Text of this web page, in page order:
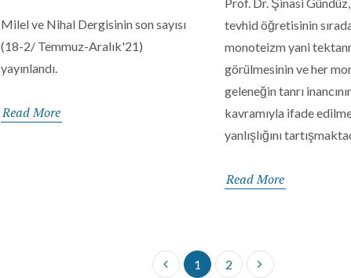
Milel ve Nihal Dergisinin son sayısı
(18-2/ Temmuz-Aralık'21)
yayınlandı.
Read More
tevhid öğretisinin
monoteizm yani
görülmesinin ve her
geleneğin tanrı
kavramıyla ifade
yanlışlığını
Read More
1 2